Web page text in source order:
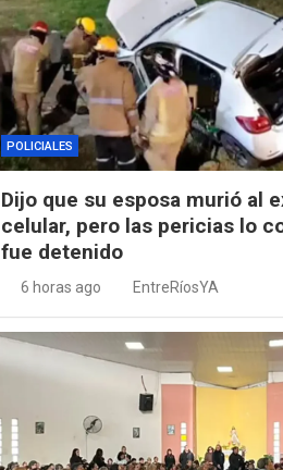
POLICIALES
Dijo que su esposa murió al
celular, pero las pericias lo
fue detenido
6 horas ago EntreRíosYA